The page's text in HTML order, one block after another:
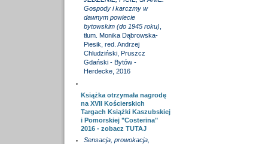
Gospody i karczmy w
dawnym powiecie
bytowskim (do 1945 roku)
tłum. Monika Dąbrowska-
Piesik, red. Andrzej
Chludziński, Pruszcz
Gdański - Bytów -
Herdecke, 2016
Książka otrzymała nagrodę
na XVII Kościerskich
Targach Książki Kaszubskiej
i Pomorskiej "Costerina"
2016 - zobacz TUTAJ
Sensacja, prowokacja,